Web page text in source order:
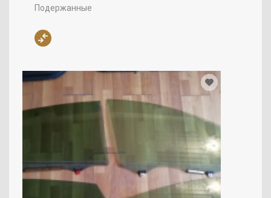
Подержанные